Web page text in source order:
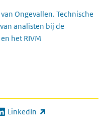
Ongevallen. Technische
analisten bij de
het RIVM
LinkedIn
link)